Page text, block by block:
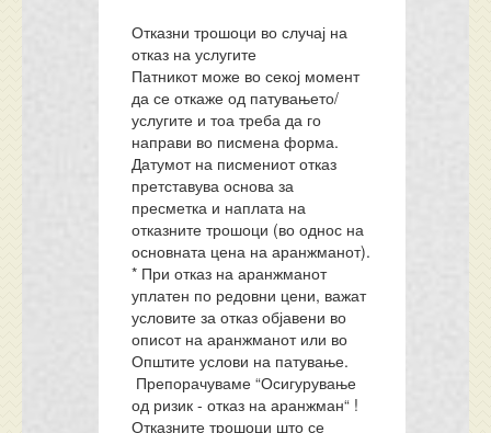
Отказни трошоци во случај на
отказ на услугите
Патникот може во секој момент
да се откаже од патувањето/
услугите и тоа треба да го
направи во писмена форма.
Датумот на писмениот отказ
претставува основа за
пресметка и наплата на
отказните трошоци (во однос на
основната цена на аранжманот).
* При отказ на аранжманот
уплатен по редовни цени, важат
условите за отказ објавени во
описот на аранжманот или во
Општите услови на патување.
Препорачуваме “Осигурување
од ризик - отказ на аранжман“ !
Отказните трошоци што се